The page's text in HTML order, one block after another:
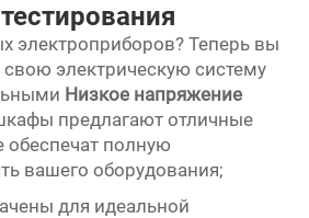
электроприборов? Теперь вы
электрическую систему
Низкое напряжение
предлагают отличные
обеспечат полную
вашего оборудования;
для идеальной